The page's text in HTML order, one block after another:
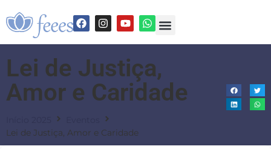
Lei de Justiça,
Amor e Caridade
Lei de Justiça, Amor e Caridade